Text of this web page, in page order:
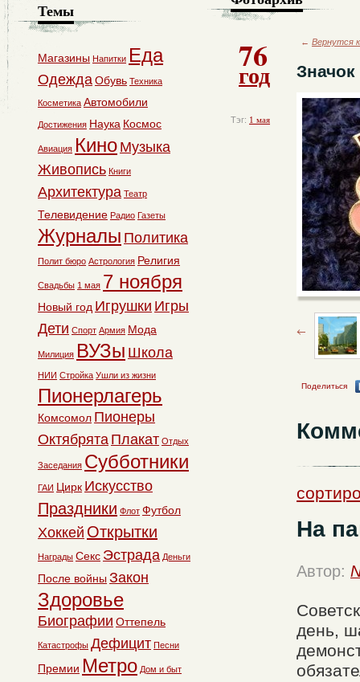
76
год
Тэг: 1 мая
← Вернутся
Поделиться
На
Автор:
день,
Темы
Магазины Напитки Еда
ОдеждаОбувь Техника
Косметика Автомобили
Достижения Наука Космос
Авиация Кино Музыка
Живопись Книги
Архитектура Театр
Телевидение Радио Газеты
Журналы Политика
Полит бюро Астрология Религия
Свадьбы 1 мая 7 ноября
Новый год Игрушки Игры
Дети Спорт Армия Мода
Милиция ВУЗы Школа
НИИ Стройка Ушли из жизни
Пионерлагерь
Комсомол Пионеры
Октябрята Плакат Отдых
Заседания Субботники
ГАИ Цирк Искусство
Праздники Флот Футбол
Хоккей Открытки
Награды Секс Эстрада Деньги
После войны Закон
Здоровье
Биографии Оттепель
Катастрофы Дефицит Песни
Премии Метро Дом и быт